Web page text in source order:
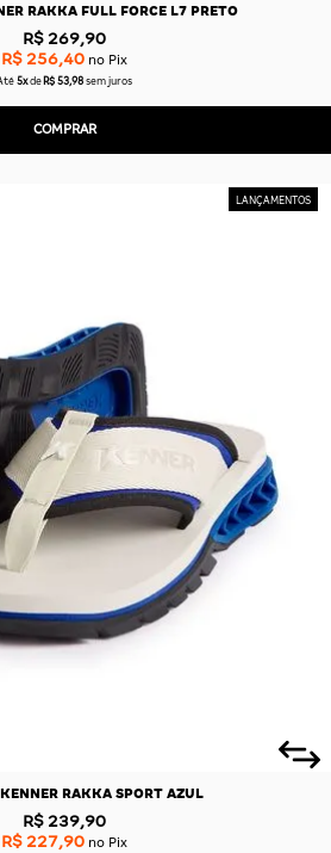
RAKKA FULL FORCE L7 PRETO
R$ 269,90
R$ 256,40 no Pix
5x de R$ 53,98 sem juros
COMPRAR
RAKKA SPORT AZUL
R$ 239,90
R$ 227,90 no Pix